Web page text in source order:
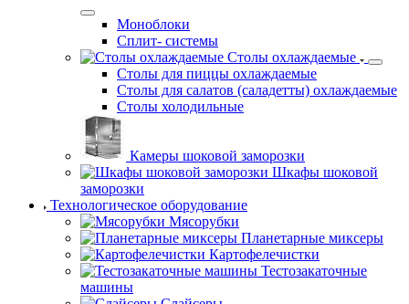
Моноблоки
Сплит- системы
Столы охлаждаемые
Столы для пиццы охлаждаемые
Столы для салатов (саладетты) охлаждаемые
Столы холодильные
Камеры шоковой заморозки
Шкафы шоковой
заморозки
Технологическое оборудование
Мясорубки
Планетарные миксеры
Картофелечистки
Тестозакаточные
машины